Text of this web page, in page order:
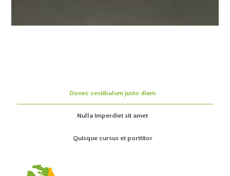
Donec vestibulum justo diam
Nulla imperdiet sit amet
Quisque cursus et porttitor